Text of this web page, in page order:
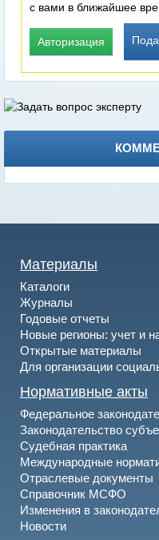
с вами в ближайшее
Авторизация
Материалы
Каталоги
Журналы
Годовые отчеты
Новые регионы: учет и
Открытые материалы
Для организации
Нормативные акты
Федеральное
Законодательство
Судебная практика
Международные
Отраслевые документы
Справочник МСФО
Изменения в
Новости